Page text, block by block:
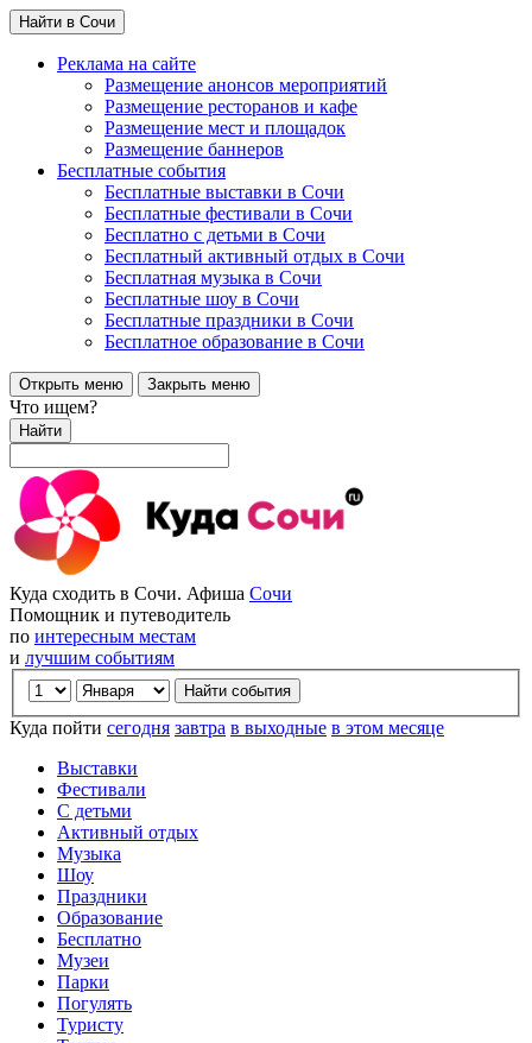
Найти в Сочи
Реклама на сайте
Размещение анонсов мероприятий
Размещение ресторанов и кафе
Размещение мест и площадок
Размещение баннеров
Бесплатные события
Бесплатные выставки в Сочи
Бесплатные фестивали в Сочи
Бесплатно с детьми в Сочи
Бесплатный активный отдых в Сочи
Бесплатная музыка в Сочи
Бесплатные шоу в Сочи
Бесплатные праздники в Сочи
Бесплатное образование в Сочи
Открыть меню Закрыть меню
Что ищем?
Найти
Куда сходить в Сочи. Афиша Сочи
Помощник и путеводитель
по интересным местам
и лучшим событиям
Куда пойти сегодня завтра в выходные в этом месяце
Выставки
Фестивали
С детьми
Активный отдых
Музыка
Шоу
Праздники
Образование
Бесплатно
Музеи
Парки
Погулять
Туристу